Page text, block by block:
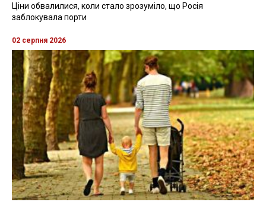
Ціни обвалилися, коли стало зрозуміло, що Росія
заблокувала порти
02 серпня 2026